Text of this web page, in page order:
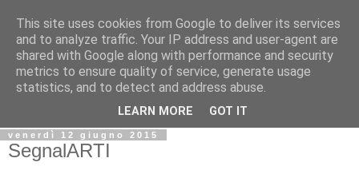
Biblio@rti in
Il Blog della Biblioteca di Area delle arti per condividere
informazioni iniziative incontri
venerdì 12 giugno 2015
SegnalARTI
This site uses cookies from Google to deliver its services
and to analyze traffic. Your IP address and user-agent are
shared with Google along with performance and security
metrics to ensure quality of service, generate usage
statistics, and to detect and address abuse.
LEARN MORE GOT IT